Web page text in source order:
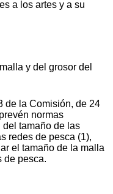
a los artes y a su
y del grosor del
de la Comisión, de 24
normas
tamaño de las
redes de pesca (1),
el tamaño de la malla
de pesca.